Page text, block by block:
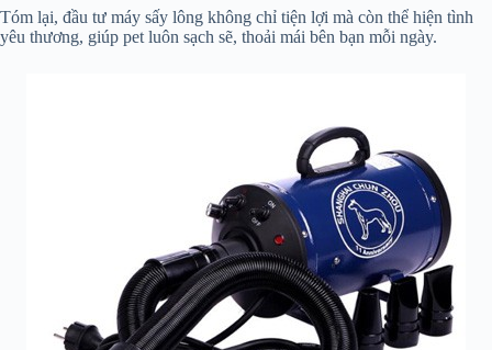
Tóm lại, đầu tư máy sấy lông không chỉ tiện lợi mà còn thể hiện tình
yêu thương, giúp pet luôn sạch sẽ, thoải mái bên bạn mỗi ngày.